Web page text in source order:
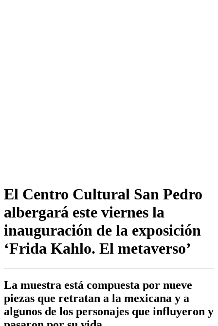
El Centro Cultural San Pedro
albergará este viernes la
inauguración de la exposición
‘Frida Kahlo. El metaverso’
La muestra está compuesta por nueve
piezas que retratan a la mexicana y a
algunos de los personajes que influyeron y